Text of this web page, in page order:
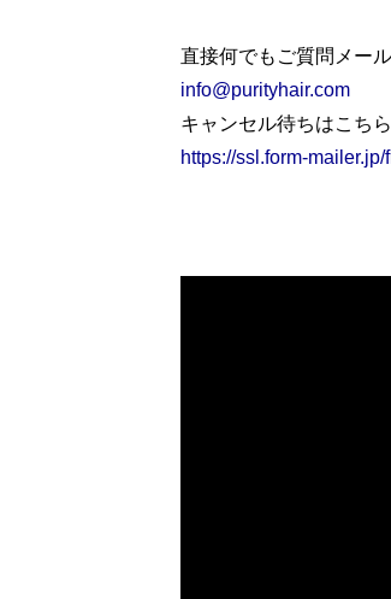
直接何でもご質問メー
info@purityhair.com
キャンセル待ちはこち
https://ssl.form-